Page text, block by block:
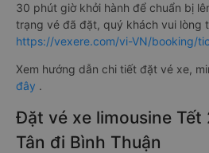
30 phút giờ khởi hành để chuẩn bị
trạng vé đã đặt, quý khách vui lòng
https://vexere.com/vi-VN/booking/
Xem hướng dẫn chi tiết đặt vé xe,
đây .
Đặt vé xe limousine Tết
Tân đi Bình Thuận